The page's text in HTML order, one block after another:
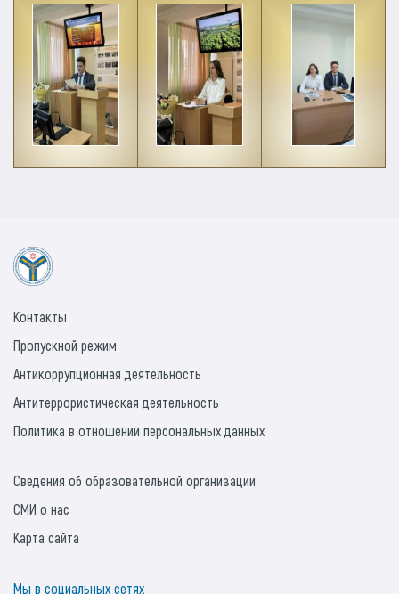
Контакты
Пропускной режим
Антикоррупционная деятельность
Антитеррористическая деятельность
Политика в отношении персональных данных
Сведения об образовательной организации
СМИ о нас
Карта сайта
Мы в социальных сетях